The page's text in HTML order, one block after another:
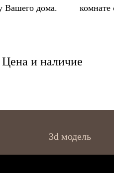
Вашего дома.
комнате
Цена и наличие
3d модель